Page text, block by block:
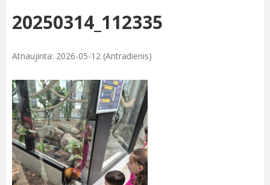
20250314_112335
Atnaujinta: 2026-05-12 (Antradienis)